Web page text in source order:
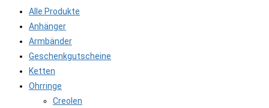
Alle Produkte
Anhänger
Armbänder
Geschenkgutscheine
Ketten
Ohrringe
Creolen